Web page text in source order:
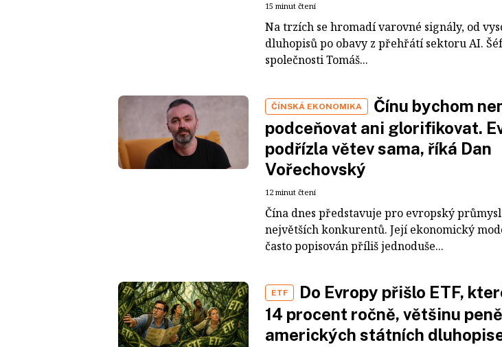
15 minut čtení
Na trzích se hromadí varovné signály, od
dluhopisů po obavy z přehřátí sektoru AI.
společnosti Tomáš...
ČÍNSKÁ EKONOMIKA
Čínu bychom
podceňovat ani glorifikovat.
podřízla větev sama, říká Dan
Vořechovský
12 minut čtení
Čína dnes představuje pro evropský
největších konkurentů. Její ekonomický
často popisován příliš jednoduše...
ETF
Do Evropy přišlo ETF,
14 procent ročně, většinu
amerických státních